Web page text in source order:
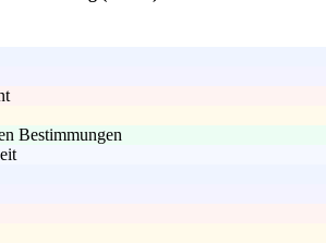
Bestimmungen